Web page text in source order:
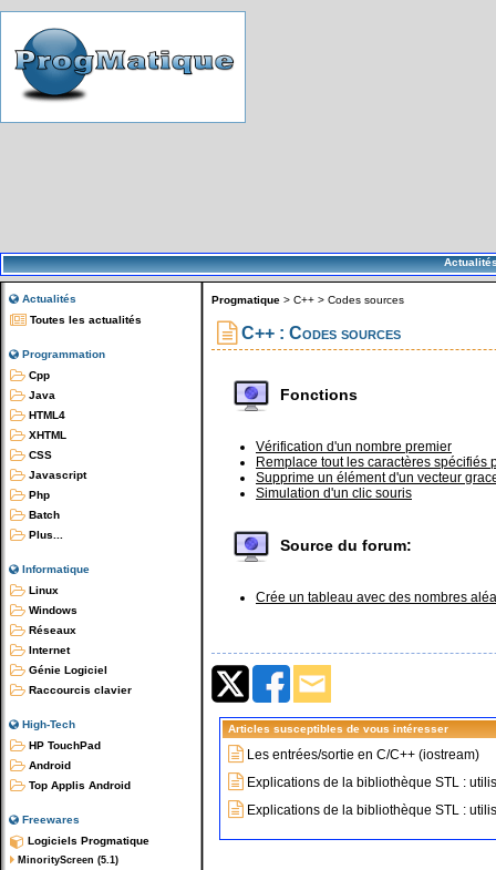
Actualités
Toutes les actualités
Programmation
Cpp
Java
HTML4
XHTML
CSS
Javascript
Php
Batch
Plus...
Informatique
Linux
Windows
Réseaux
Internet
Génie Logiciel
Raccourcis clavier
High-Tech
HP TouchPad
Android
Top Applis Android
Freewares
Logiciels Progmatique
MinorityScreen (5.1)
Progmatique > C++ > Codes sources
C++ : Codes sources
Fonctions
Vérification d'un nombre premier
Remplace tout les caractères spécifiés
Supprime un élément d'un vecteur
Simulation d'un clic souris
Source du forum:
Crée un tableau avec des nombres
Articles susceptibles de vous intéresser
Les entrées/sortie en C/C++ (iostream)
Explications de la bibliothèque STL :
Explications de la bibliothèque STL :